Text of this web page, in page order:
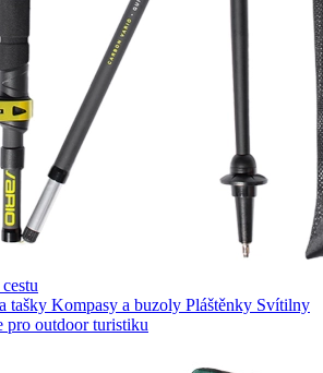
tašky Kompasy a buzoly Pláštěnky Svítilny
pro outdoor turistiku